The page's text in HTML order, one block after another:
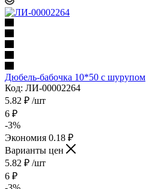
Дюбель-бабочка 10*50 с шурупом
Код: ЛИ-00002264
5.82 ₽ /шт
6 ₽
-3%
Экономия 0.18 ₽
Варианты цен
5.82 ₽ /шт
6 ₽